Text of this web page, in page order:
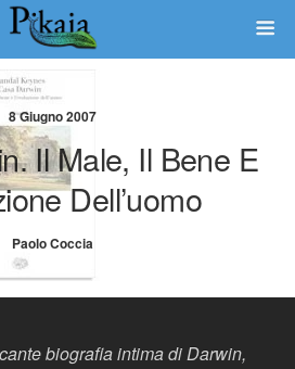
8 Giugno 2007
Il Male, Il Bene E
Dell’uomo
Paolo Coccia
biografia intima di Darwin,